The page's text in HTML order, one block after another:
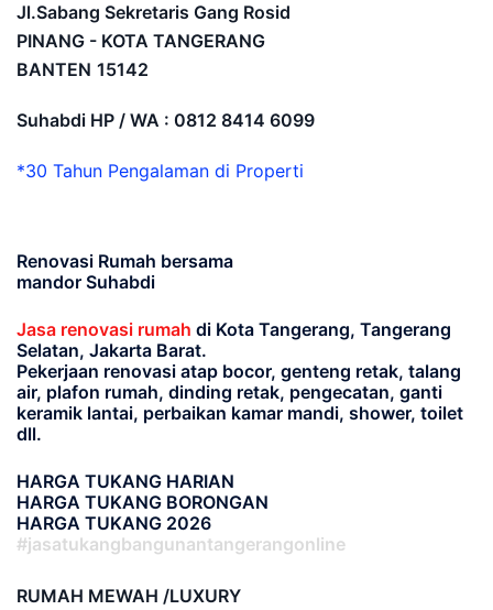
Jl.Sabang Sekretaris Gang Rosid
PINANG - KOTA TANGERANG
BANTEN 15142
Suhabdi HP / WA : 0812 8414 6099
*30 Tahun Pengalaman di Properti
Renovasi Rumah bersama
mandor Suhabdi
Jasa renovasi rumah di Kota Tangerang, Tangerang
Selatan, Jakarta Barat.
Pekerjaan renovasi atap bocor, genteng retak, talang
air, plafon rumah, dinding retak, pengecatan, ganti
keramik lantai, perbaikan kamar mandi, shower, toilet
dll.
HARGA TUKANG HARIAN
HARGA TUKANG BORONGAN
HARGA TUKANG 2026
#jasatukangbangunantangerangonline
RUMAH MEWAH /LUXURY